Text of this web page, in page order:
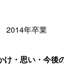
2014年卒業
・思い・今後